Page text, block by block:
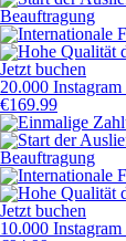
Beauftragung
Jetzt buchen
20.000
€169.99
Beauftragung
Jetzt buchen
10.000